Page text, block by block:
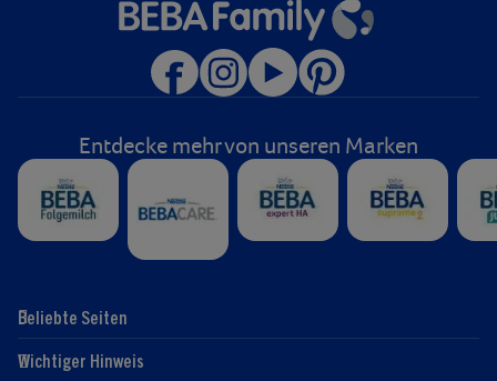
Entdecke mehr von unseren Marken
Beliebte Seiten
Hilfe
Expert:innen
Club-Info
Wichtiger Hinweis